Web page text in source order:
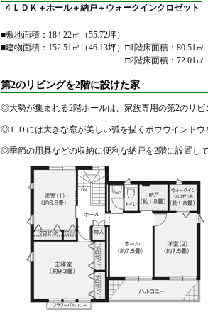
４ＬＤＫ＋ホール＋納戸＋ウォークインクロゼット
■敷地面積 ： 184.22㎡（55.72坪）
■建物面積 ： 152.51㎡（46.13坪） □1階床面積：80.51㎡
□2階床面積：72.01㎡
第2のリビングを2階に設けた家
◎大勢が集まれる2階ホールは、家族専用の第2のリビ
◎ＬＤには大きな窓が美しい弧を描くボウウインドウ
◎季節の用具などの収納に便利な納戸を2階に設置して